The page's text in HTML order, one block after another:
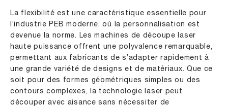
La flexibilité est une caractéristique essentielle pour
l’industrie PEB moderne, où la personnalisation est
devenue la norme. Les machines de découpe laser
haute puissance offrent une polyvalence remarquable,
permettant aux fabricants de s’adapter rapidement à
une grande variété de designs et de matériaux. Que ce
soit pour des formes géométriques simples ou des
contours complexes, la technologie laser peut
découper avec aisance sans nécessiter de